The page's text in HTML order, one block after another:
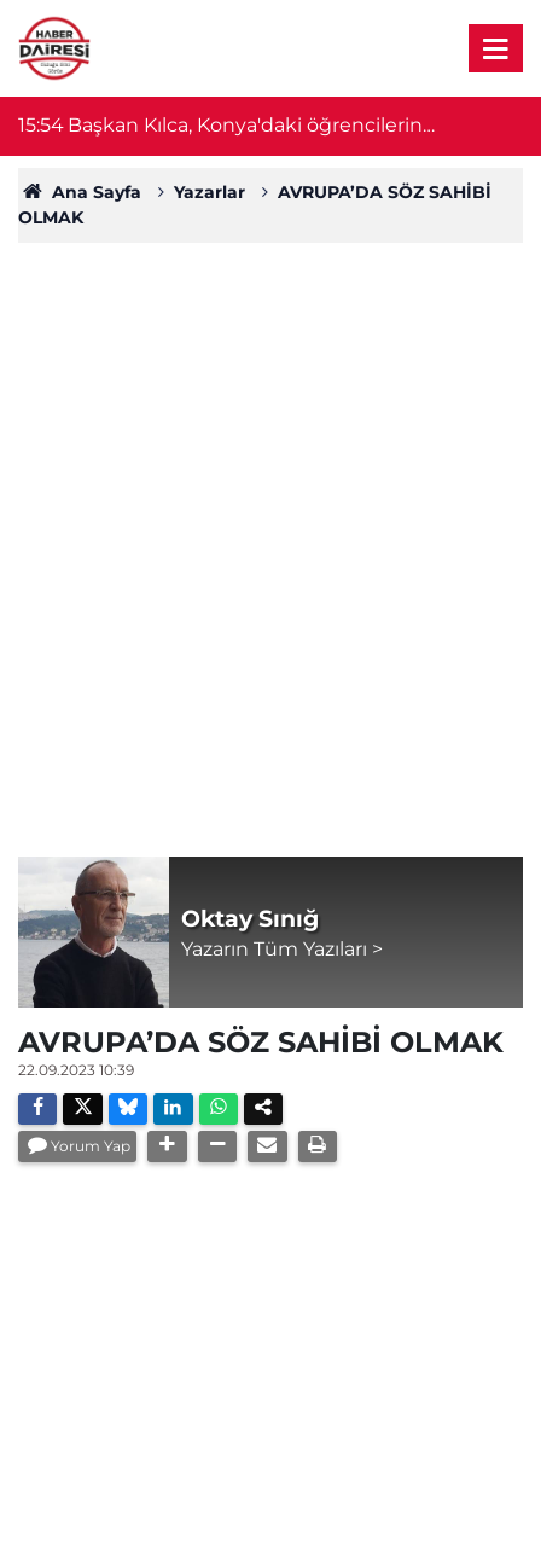
15:54 Başkan Kılca, Konya'daki öğrencilerin
heyecanına ortak oldu
Ana Sayfa Yazarlar
AVRUPA’DA SÖZ SAHİBİ
OLMAK
Oktay Sınığ
Yazarın Tüm Yazıları >
AVRUPA’DA SÖZ SAHİBİ OLMAK
22.09.2023 10:39
Yorum Yap